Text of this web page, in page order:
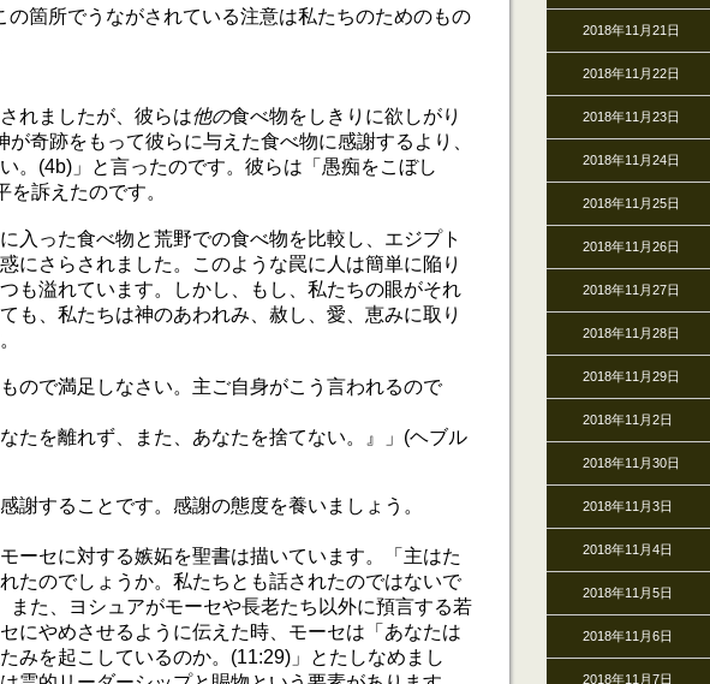
の箇所でうながされている注意は私たちのためのもの
れましたが、彼らは他の食べ物をしきりに欲しがり
が奇跡をもって彼らに与えた食べ物に感謝するより、
。(4b)」と言ったのです。彼らは「愚痴をこぼし
を訴えたのです。
入った食べ物と荒野での食べ物を比較し、エジプト
にさらされました。このような罠に人は簡単に陥り
も溢れています。しかし、もし、私たちの眼がそれ
も、私たちは神のあわれみ、赦し、愛、恵みに取り
ので満足しなさい。主ご自身がこう言われるので
なたを離れず、また、あなたを捨てない。』」(ヘブル
謝することです。感謝の態度を養いましょう。
ーセに対する嫉妬を聖書は描いています。「主はた
たのでしょうか。私たちとも話されたのではないで
また、ヨシュアがモーセや長老たち以外に預言する若
にやめさせるように伝えた時、モーセは「あなたは
みを起こしているのか。(11:29)」とたしなめまし
2018年11月21日
2018年11月22日
2018年11月23日
2018年11月24日
2018年11月25日
2018年11月26日
2018年11月27日
2018年11月28日
2018年11月29日
2018年11月2日
2018年11月30日
2018年11月3日
2018年11月4日
2018年11月5日
2018年11月6日
2018年11月7日